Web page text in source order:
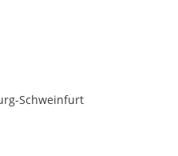
Schweinfurt